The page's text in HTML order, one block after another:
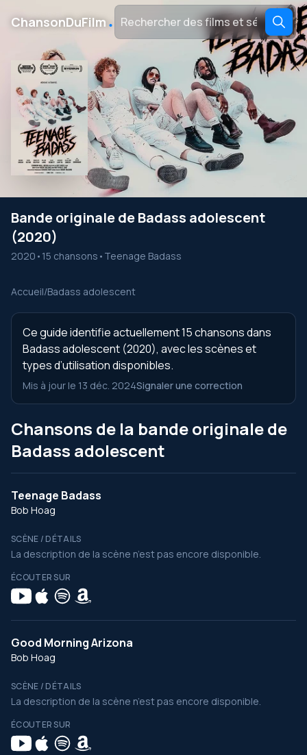
ChansonDuFilm․
Bande originale de Badass adolescent
(2020)
2020 • 15 chansons • Teenage Badass
Accueil/Badass adolescent
Ce guide identifie actuellement 15 chansons dans
Badass adolescent (2020), avec les scènes et
types d’utilisation disponibles.
Mis à jour le 13 déc. 2024Signaler une correction
Chansons de la bande originale de
Badass adolescent
Teenage Badass
Bob Hoag
SCÈNE / DÉTAILS
La description de la scène n’est pas encore disponible.
ÉCOUTER SUR
Good Morning Arizona
Bob Hoag
SCÈNE / DÉTAILS
La description de la scène n’est pas encore disponible.
ÉCOUTER SUR